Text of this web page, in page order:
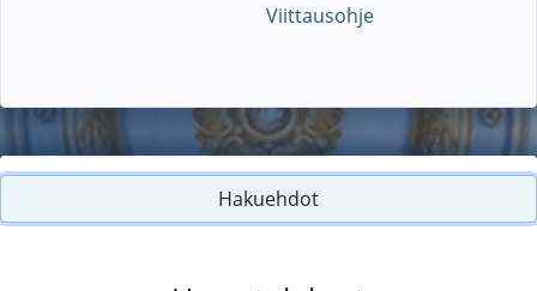
Viittausohje
Hakuehdot